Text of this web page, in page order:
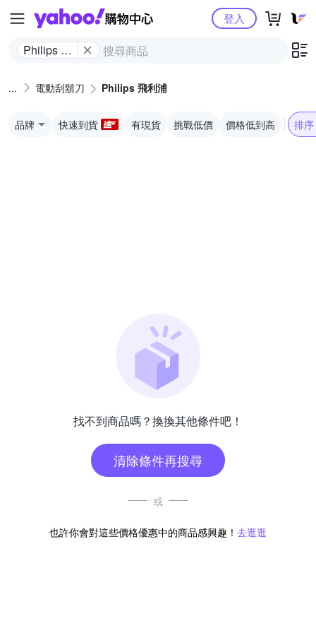
Yahoo購物中心
Philips 飛
登入
電動刮鬍刀 Philips 飛利浦
品牌 快速到貨 有現貨 挑戰低價 價格低到高 排序
找不到商品嗎？換換其他條件吧！
清除條件再搜尋
或
也許你會對這些價格優惠中的商品感興趣！ 去逛逛